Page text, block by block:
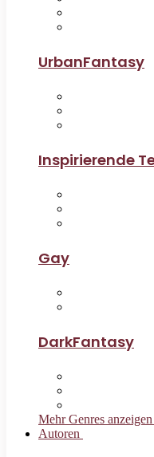
UrbanFantasy
Inspirierende
Gay
DarkFantasy
Mehr Genres
Autoren